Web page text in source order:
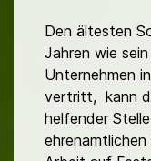
Den ältesten
Jahren wie
Unternehmen
vertritt, kann
helfender